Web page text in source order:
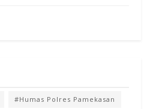
#Humas Polres Pamekasan